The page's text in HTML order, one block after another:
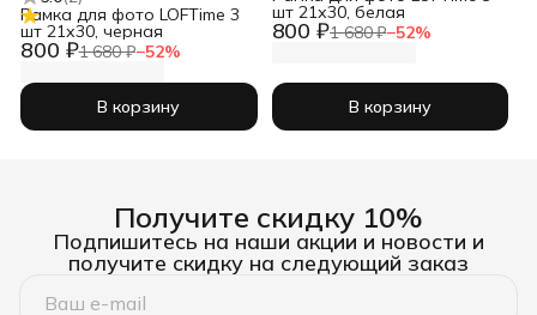
800 ₽1 680 ₽−52%
Рамка для фото LOFTime 3
шт 21х30, черная
В корзину
800 ₽1 680 ₽−52%
шт 21х30, белая
В корзину
Получите скидку 10%
Подпишитесь на наши акции и новости и
получите скидку на следующий заказ